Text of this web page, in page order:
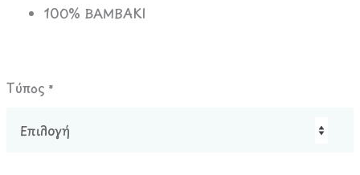
100% ΒΑΜΒΑΚΙ
Τύπος *